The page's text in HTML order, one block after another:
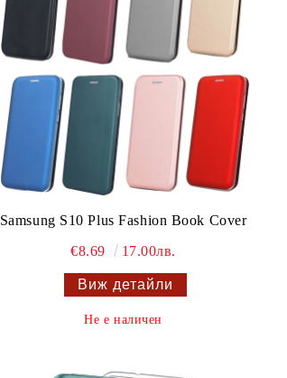
Samsung S10 Plus Fashion Book Cover
€8.69 17.00лв.
Виж детайли
Не е наличен